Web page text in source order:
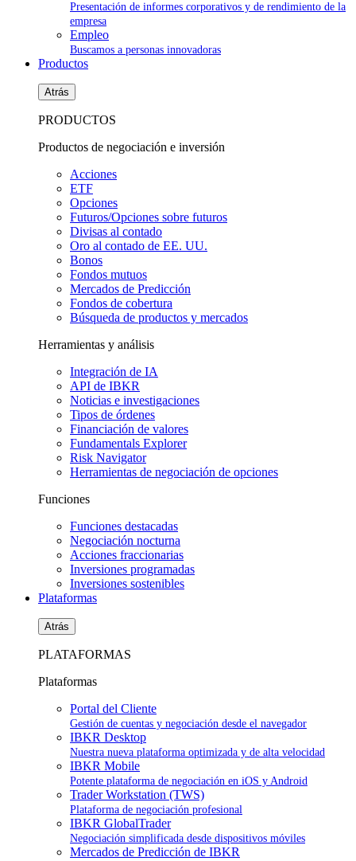
Presentación de informes corporativos y de rendimiento de la
empresa
Empleo
Buscamos a personas innovadoras
Productos
Atrás
PRODUCTOS
Productos de negociación e inversión
Acciones
ETF
Opciones
Futuros/Opciones sobre futuros
Divisas al contado
Oro al contado de EE. UU.
Bonos
Fondos mutuos
Mercados de Predicción
Fondos de cobertura
Búsqueda de productos y mercados
Herramientas y análisis
Integración de IA
API de IBKR
Noticias e investigaciones
Tipos de órdenes
Financiación de valores
Fundamentals Explorer
Risk Navigator
Herramientas de negociación de opciones
Funciones
Funciones destacadas
Negociación nocturna
Acciones fraccionarias
Inversiones programadas
Inversiones sostenibles
Plataformas
Atrás
PLATAFORMAS
Plataformas
Portal del Cliente
Gestión de cuentas y negociación desde el navegador
IBKR Desktop
Nuestra nueva plataforma optimizada y de alta velocidad
IBKR Mobile
Potente plataforma de negociación en iOS y Android
Trader Workstation (TWS)
Plataforma de negociación profesional
IBKR GlobalTrader
Negociación simplificada desde dispositivos móviles
Mercados de Predicción de IBKR